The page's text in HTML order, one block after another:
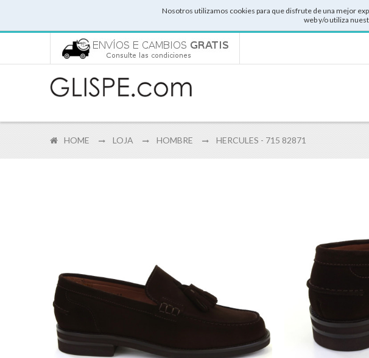
Nosotros utilizamos cookies para que disfrute de una mejor
web y/o utiliza
HOME LOJA HOMBRE HERCULES - 715 82871